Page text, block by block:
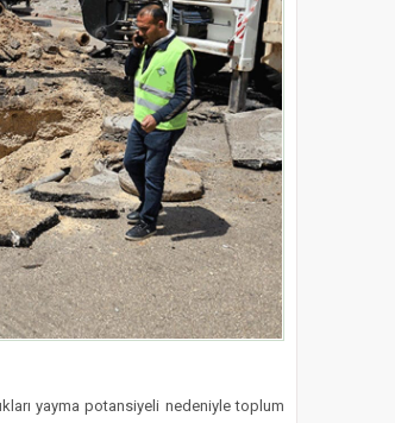
yayma potansiyeli nedeniyle toplum